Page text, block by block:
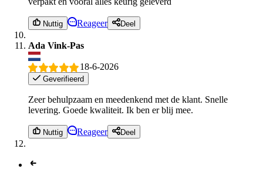
Nuttig Reageer Deel
Ada Vink-Pas
18-6-2026
Geverifieerd
Zeer behulpzaam en meedenkend met de klant. Snelle
levering. Goede kwaliteit. Ik ben er blij mee.
Nuttig Reageer Deel